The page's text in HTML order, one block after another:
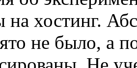
хостинг.
не было, а